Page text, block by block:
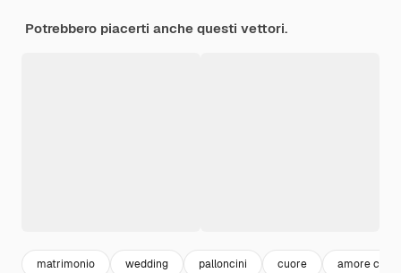
Potrebbero piacerti anche questi vettori.
matrimonio wedding palloncini cuore amore